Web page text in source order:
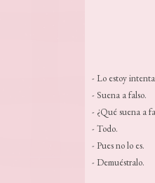
- Lo estoy
- Suena a falso.
- ¿Qué suena a
- Todo.
- Pues no lo es.
- Demuéstralo.